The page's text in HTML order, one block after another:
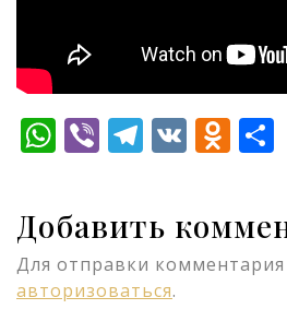
WhatsApp
ViberTelegram
VK
Добавить
Для отправки
авторизоваться.